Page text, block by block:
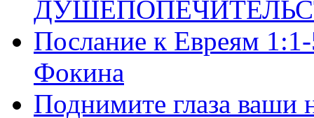
Послание к Евреям
Фокина
Поднимите глаза ваши